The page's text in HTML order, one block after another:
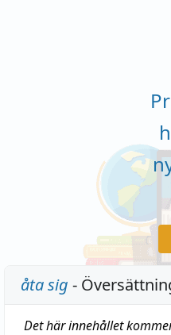
åta sig -
Det här innehållet